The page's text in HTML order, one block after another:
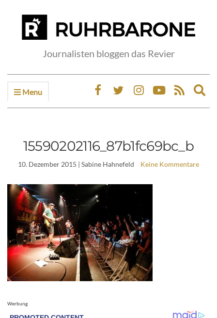
Journalisten bloggen das Revier
Menu
15590202116_87b1fc69bc_b
10. Dezember 2015 | Sabine Hahnefeld Keine Kommentare
Werbung